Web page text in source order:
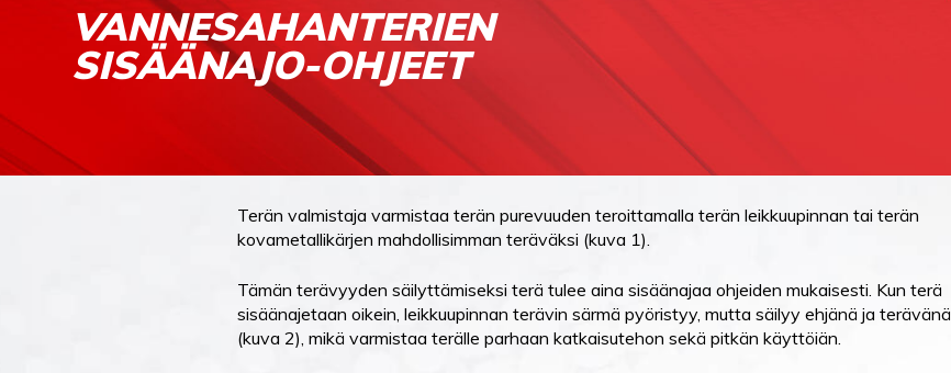
VANNESAHANTERIEN
SISÄÄNAJO-OHJEET
Terän valmistaja varmistaa terän purevuuden teroittamalla terän leikkuupinnan tai terän
kovametallikärjen mahdollisimman teräväksi (kuva 1).
Tämän terävyyden säilyttämiseksi terä tulee aina sisäänajaa ohjeiden mukaisesti. Kun terä
sisäänajetaan oikein, leikkuupinnan terävin särmä pyöristyy, mutta säilyy ehjänä ja terävänä
(kuva 2), mikä varmistaa terälle parhaan katkaisutehon sekä pitkän käyttöiän.